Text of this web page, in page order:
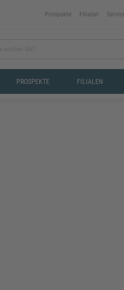
Prospekte Filialen
PROSPEKTE FILIALEN